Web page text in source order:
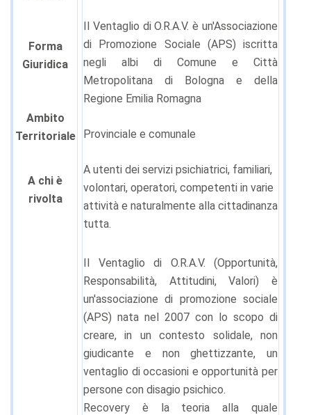
Forma
Giuridica
Il Ventaglio di O.R.A.V. è un'Associazione
di Promozione Sociale (APS) iscritta
negli albi di Comune e Città
Metropolitana di Bologna e della
Regione Emilia Romagna
Ambito
Territoriale
Provinciale e comunale
A chi è
rivolta
A utenti dei servizi psichiatrici, familiari,
volontari, operatori, competenti in varie
attività e naturalmente alla cittadinanza
tutta.
Il Ventaglio di O.R.A.V. (Opportunità,
Responsabilità, Attitudini, Valori) è
un'associazione di promozione sociale
(APS) nata nel 2007 con lo scopo di
creare, in un contesto solidale, non
giudicante e non ghettizzante, un
ventaglio di occasioni e opportunità per
persone con disagio psichico.
Recovery è la teoria alla quale